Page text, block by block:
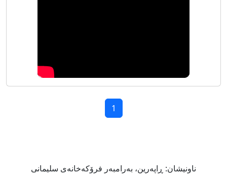
1
ناونیشان: ڕاپەرین، بەرامبەر فرۆکەخانەى سلیمانى